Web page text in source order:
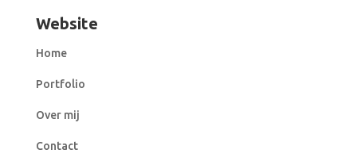
Website
Home
Portfolio
Over mij
Contact